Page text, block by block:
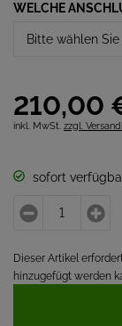
WELCHE
210,00
inkl. MwSt. zzgl.
sofort
Dieser Artikel
hinzugefügt werden